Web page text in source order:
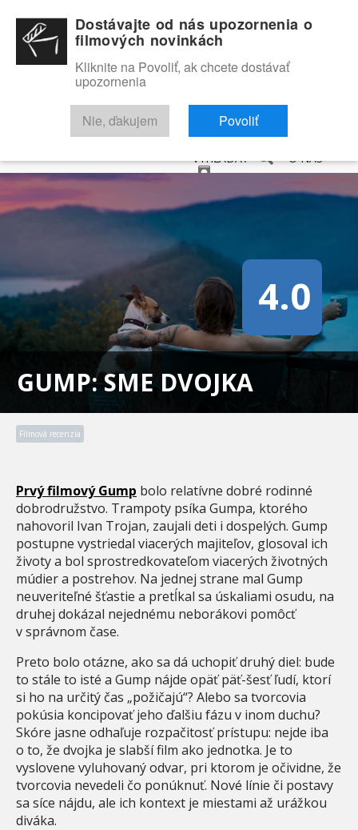
RECENZIE TRAILERY FILMOVÁ DATABÁZA
VYHĽADAŤ O NÁS
GUMP: SME DVOJKA
4.0
Filmová recenzia
Prvý filmový Gump bolo relatívne dobré rodinné
dobrodružstvo. Trampoty psíka Gumpa, ktorého
nahovoril Ivan Trojan, zaujali deti i dospelých. Gump
postupne vystriedal viacerých majiteľov, glosoval ich
životy a bol sprostredkovateľom viacerých životných
múdier a postrehov. Na jednej strane mal Gump
neuveriteľné šťastie a pretĺkal sa úskaliami osudu, na
druhej dokázal nejednému neborákovi pomôcť
v správnom čase.
Preto bolo otázne, ako sa dá uchopiť druhý diel: bude
to stále to isté a Gump nájde opäť päť-šesť ľudí, ktorí
si ho na určitý čas „požičajú“? Alebo sa tvorcovia
pokúsia koncipovať jeho ďalšiu fázu v inom duchu?
Skóre jasne odhaľuje rozpačitosť prístupu: nejde iba
o to, že dvojka je slabší film ako jednotka. Je to
vyslovene vyluhovaný odvar, pri ktorom je očividne, že
tvorcovia nevedeli čo ponúknuť. Nové línie či postavy
sa síce nájdu, ale ich kontext je miestami až urážkou
diváka.
Dostávajte od nás upozornenia o
filmových novinkách
Kliknite na Povoliť, ak chcete dostávať
upozornenia
Nie, ďakujem Povoliť